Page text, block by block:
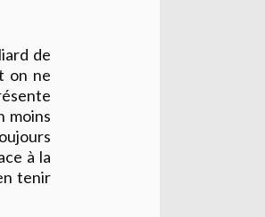
de
on ne
moins
à la
tenir